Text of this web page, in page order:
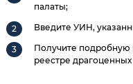
палаты;
Введите УИН,
Получите
реестре